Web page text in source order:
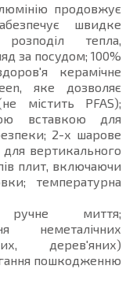
продовжує
швидке
тепла,
за посудом; 100%
керамічне
яке дозволяє
містить PFAS);
вставкою для
2-х шарове
вертикального
плит, включаючи
температурна
миття;
неметалічних
дерев'яних)
пошкодженню